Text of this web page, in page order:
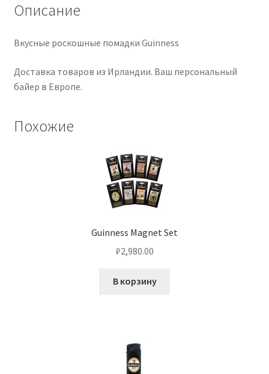
Описание
Вкусные роскошные помадки Guinness
Доставка товаров из Ирландии. Ваш персональный
байер в Европе.
Похожие
Guinness Magnet Set
₽2,980.00
В корзину